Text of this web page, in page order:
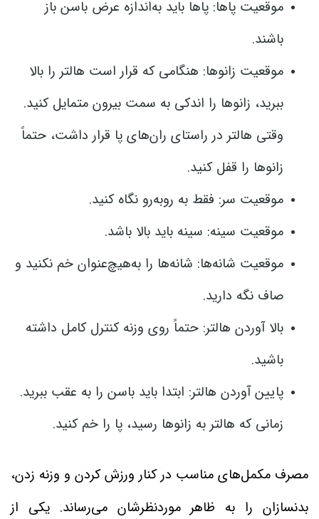
موقعیت پاها: پاها باید به‌اندازه عرض باسن باز
باشند.
موقعیت زانوها: هنگامی که قرار است هالتر را بالا
ببرید، زانوها را اندکی به سمت بیرون متمایل کنید.
وقتی هالتر در راستای ران‌های پا قرار داشت، حتماً
زانوها را قفل کنید.
موقعیت سر: فقط به روبه‌رو نگاه کنید.
موقعیت سینه: سینه باید بالا باشد.
موقعیت شانه‌ها: شانه‌ها را به‌هیچ‌عنوان خم نکنید و
صاف نگه دارید.
بالا آوردن هالتر: حتماً روی وزنه کنترل کامل داشته
باشید.
پایین آوردن هالتر: ابتدا باید باسن را به عقب ببرید.
زمانی که هالتر به زانوها رسید، پا را خم کنید.
مصرف مکمل‌های مناسب در کنار ورزش کردن و وزنه زدن،
بدنسازان را به ظاهر موردنظرشان می‌رساند. یکی از